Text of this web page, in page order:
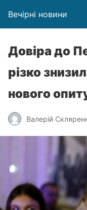
Вечірні новини
Довіра до
різко
нового
Валерій